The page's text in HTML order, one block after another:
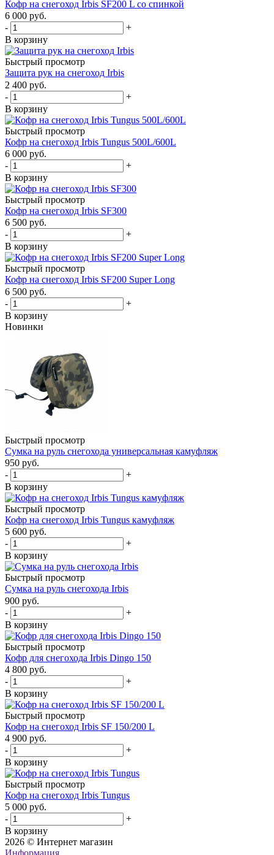
Кофр на снегоход Irbis SF200 L со спинкой
6 000 руб.
-
+
В корзину
Быстрый просмотр
Защита рук на снегоход Irbis
2 400 руб.
-
+
В корзину
Быстрый просмотр
Кофр на снегоход Irbis Tungus 500L/600L
6 000 руб.
-
+
В корзину
Быстрый просмотр
Кофр на снегоход Irbis SF300
6 500 руб.
-
+
В корзину
Быстрый просмотр
Кофр на снегоход Irbis SF200 Super Long
6 500 руб.
-
+
В корзину
Новинки
Быстрый просмотр
Сумка на руль снегохода универсальная камуфляж
950 руб.
-
+
В корзину
Быстрый просмотр
Кофр на снегоход Irbis Tungus камуфляж
5 600 руб.
-
+
В корзину
Быстрый просмотр
Сумка на руль снегохода Irbis
900 руб.
-
+
В корзину
Быстрый просмотр
Кофр для снегохода Irbis Dingo 150
4 800 руб.
-
+
В корзину
Быстрый просмотр
Кофр на снегоход Irbis SF 150/200 L
4 900 руб.
-
+
В корзину
Быстрый просмотр
Кофр на снегоход Irbis Tungus
5 000 руб.
-
+
В корзину
2026 © Интернет магазин